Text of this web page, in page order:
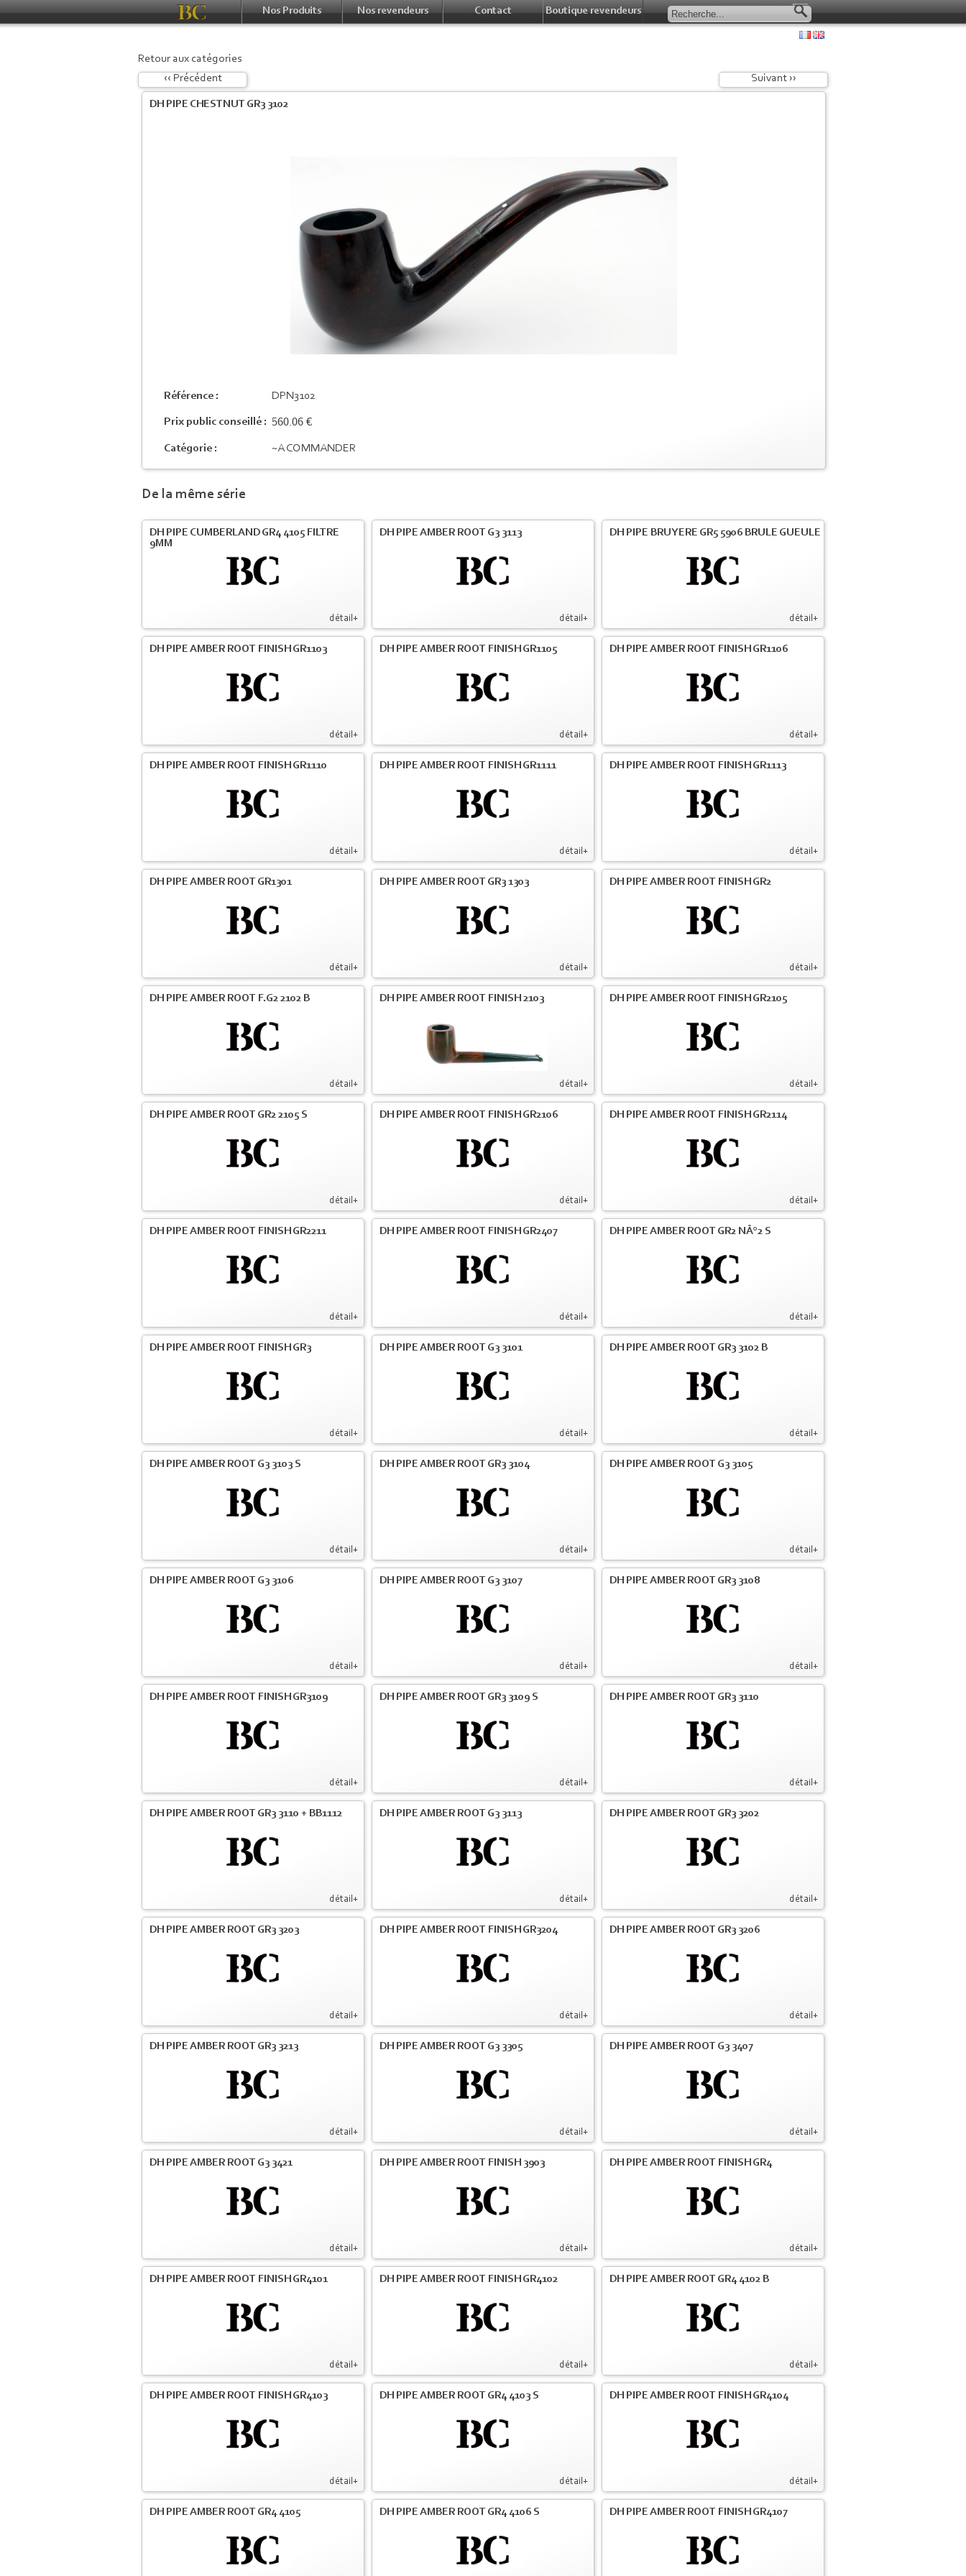
Nos Produits Nos revendeurs Contact Boutique revendeurs
Retour aux catégories
‹‹ Précédent
Suivant ››
DH PIPE CHESTNUT GR3 3102
Référence : DPN3102
Prix public conseillé : 560.06 €
Catégorie : ~A COMMANDER
De la même série
détail+
DH PIPE CUMBERLAND GR4 4105 FILTRE
9MM
détail+
DH PIPE AMBER ROOT G3 3113
détail+
DH PIPE BRUYERE GR5 5906 BRULE GUEULE
détail+
DH PIPE AMBER ROOT FINISH GR1103
détail+
DH PIPE AMBER ROOT FINISH GR1105
détail+
DH PIPE AMBER ROOT FINISH GR1106
détail+
DH PIPE AMBER ROOT FINISH GR1110
détail+
DH PIPE AMBER ROOT FINISH GR1111
détail+
DH PIPE AMBER ROOT FINISH GR1113
détail+
DH PIPE AMBER ROOT GR1301
détail+
DH PIPE AMBER ROOT GR3 1303
détail+
DH PIPE AMBER ROOT FINISH GR2
détail+
DH PIPE AMBER ROOT F.G2 2102 B
détail+
DH PIPE AMBER ROOT FINISH 2103
détail+
DH PIPE AMBER ROOT FINISH GR2105
détail+
DH PIPE AMBER ROOT GR2 2105 S
détail+
DH PIPE AMBER ROOT FINISH GR2106
détail+
DH PIPE AMBER ROOT FINISH GR2114
détail+
DH PIPE AMBER ROOT FINISH GR2211
détail+
DH PIPE AMBER ROOT FINISH GR2407
détail+
DH PIPE AMBER ROOT GR2 NÂ°2 S
détail+
DH PIPE AMBER ROOT FINISH GR3
détail+
DH PIPE AMBER ROOT G3 3101
détail+
DH PIPE AMBER ROOT GR3 3102 B
détail+
DH PIPE AMBER ROOT G3 3103 S
détail+
DH PIPE AMBER ROOT GR3 3104
détail+
DH PIPE AMBER ROOT G3 3105
détail+
DH PIPE AMBER ROOT G3 3106
détail+
DH PIPE AMBER ROOT G3 3107
détail+
DH PIPE AMBER ROOT GR3 3108
détail+
DH PIPE AMBER ROOT FINISH GR3109
détail+
DH PIPE AMBER ROOT GR3 3109 S
détail+
DH PIPE AMBER ROOT GR3 3110
détail+
DH PIPE AMBER ROOT GR3 3110 + BB1112
détail+
DH PIPE AMBER ROOT G3 3113
détail+
DH PIPE AMBER ROOT GR3 3202
détail+
DH PIPE AMBER ROOT GR3 3203
détail+
DH PIPE AMBER ROOT FINISH GR3204
détail+
DH PIPE AMBER ROOT GR3 3206
détail+
DH PIPE AMBER ROOT GR3 3213
détail+
DH PIPE AMBER ROOT G3 3305
détail+
DH PIPE AMBER ROOT G3 3407
détail+
DH PIPE AMBER ROOT G3 3421
détail+
DH PIPE AMBER ROOT FINISH 3903
détail+
DH PIPE AMBER ROOT FINISH GR4
détail+
DH PIPE AMBER ROOT FINISH GR4101
détail+
DH PIPE AMBER ROOT FINISH GR4102
détail+
DH PIPE AMBER ROOT GR4 4102 B
détail+
DH PIPE AMBER ROOT FINISH GR4103
détail+
DH PIPE AMBER ROOT GR4 4103 S
détail+
DH PIPE AMBER ROOT FINISH GR4104
DH PIPE AMBER ROOT GR4 4105 DH PIPE AMBER ROOT GR4 4106 S DH PIPE AMBER ROOT FINISH GR4107